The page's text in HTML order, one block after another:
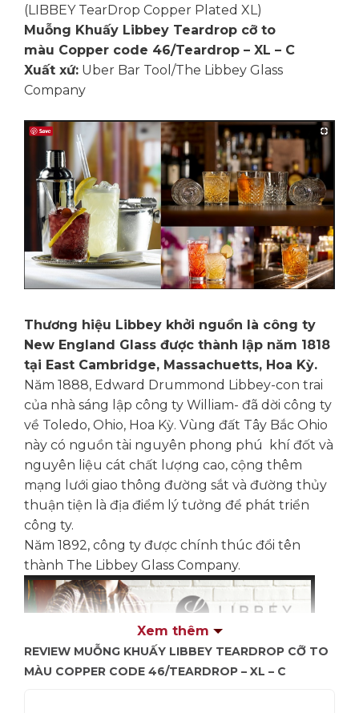
(LIBBEY TearDrop Copper Plated XL)
Muỗng Khuấy Libbey Teardrop cỡ to
màu Copper code 46/Teardrop – XL – C
Xuất xứ:Uber Bar Tool/The Libbey Glass
Company
Thương hiệu Libbey khởi nguồn là công ty
New England Glass được thành lập năm 1818
tại East Cambridge, Massachuetts, Hoa Kỳ.
Năm 1888, Edward Drummond Libbey-con trai
của nhà sáng lập công ty William- đã dời công ty
về Toledo, Ohio, Hoa Kỳ. Vùng đất Tây Bắc Ohio
này có nguồn tài nguyên phong phú khí đốt và
nguyên liệu cát chất lượng cao, cộng thêm
mạng lưới giao thông đường sắt và đường thủy
thuận tiện là địa điểm lý tưởng để phát triển
công ty.
Năm 1892, công ty được chính thúc đổi tên
thành The Libbey Glass Company.
Xem thêm
REVIEW MUỖNG KHUẤY LIBBEY TEARDROP CỠ TO
MÀU COPPER CODE 46/TEARDROP – XL – C